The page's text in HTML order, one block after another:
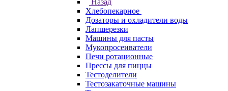
Назад
Хлебопекарное
Дозаторы и охладители воды
Лапшерезки
Машины для пасты
Мукопросеиватели
Печи ротационные
Прессы для пиццы
Тестоделители
Тестозакаточные машины